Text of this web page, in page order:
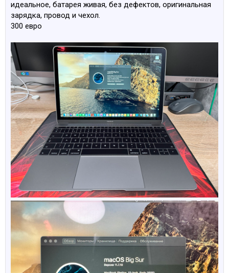
идеальное, батарея живая, без дефектов, оригинальная
зарядка, провод и чехол.
300 евро